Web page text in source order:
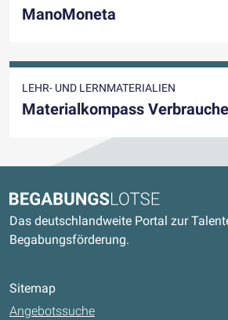
ManoMoneta
LEHR- UND LERNMATERIALIEN
Materialkompass
Begabungslotse
Das deutschlandweite Portal zur
Begabungsförderung.
Sitemap
Angebotssuche